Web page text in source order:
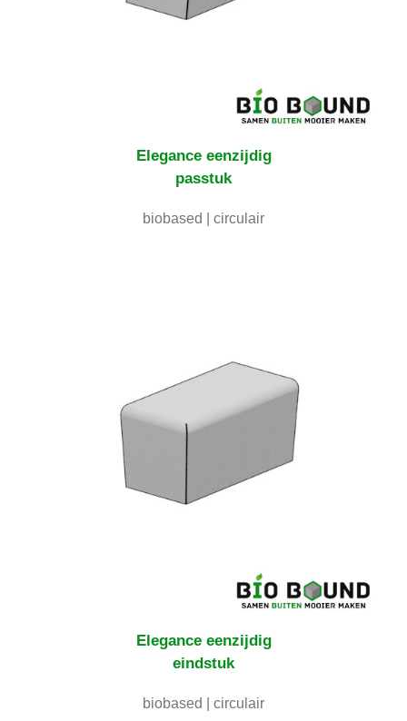
Elegance eenzijdig
passtuk
biobased | circulair
Elegance eenzijdig
eindstuk
biobased | circulair